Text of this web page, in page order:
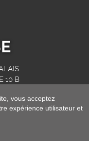
10 B
vous acceptez
expérience utilisateur et